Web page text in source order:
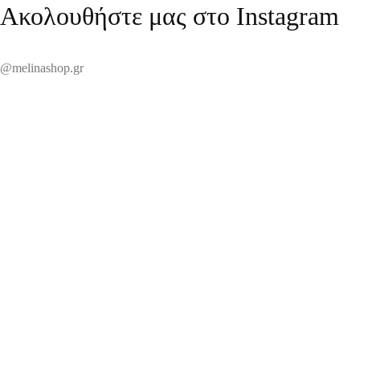
Ακολουθήστε μας στο Instagram
@melinashop.gr